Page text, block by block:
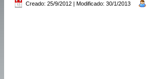
Creado: 25/9/2012 | Modificado: 30/1/2013